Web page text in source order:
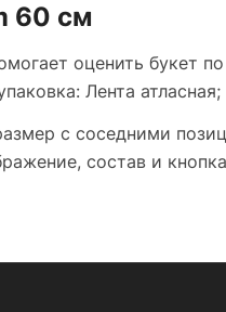
60 см
оценить букет
Лента
с соседними
состав и